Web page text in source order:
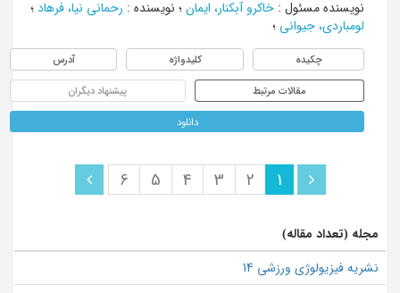
نویسنده مسئول : خاکرو آبکنار، ایمان؛ نویسنده: رحمانی نیا، فرهاد؛
لومباردی، جیوانی ؛
چکیده کلیدواژه آدرس
مقالات مرتبط پیشنهاد دیگران
دانلود
1
2
3
4
5
6
مجله (تعداد مقاله)
نشریه فیزیولوژی ورزشی 14